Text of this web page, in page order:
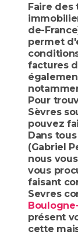
Faire des
de-
permet
factures
Pour
Sèvres
pouvez
Dans
(Gabriel
nous
vous
faisant
Sevres
présent
cette